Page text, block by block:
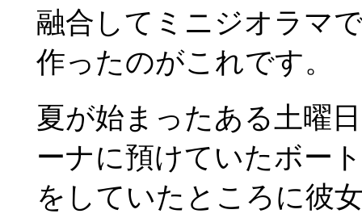
融合してミニジオラマ
作ったのがこれです。
夏が始まったある土曜
ーナに預けていたボー
をしていたところに彼